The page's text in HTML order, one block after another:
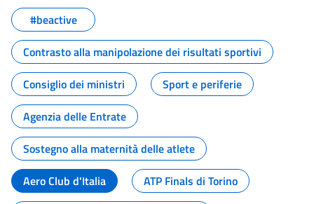
#beactive
Contrasto alla manipolazione dei risultati sportivi
Consiglio dei ministri
Sport e periferie
Agenzia delle Entrate
Sostegno alla maternità delle atlete
Aero Club d'Italia
ATP Finals di Torino